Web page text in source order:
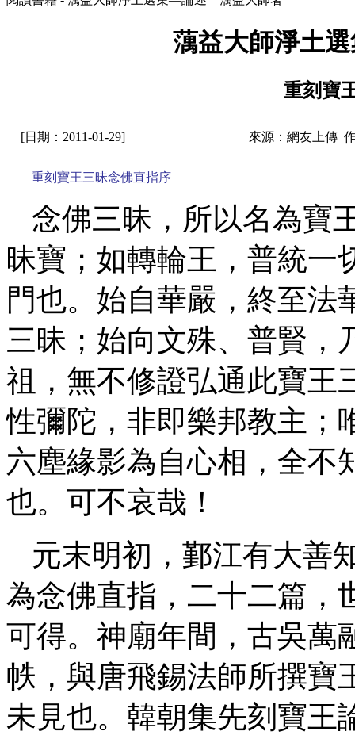
蕅益大師淨土
重刻寶
[日期：2011-01-29] 來源：網友上傳
重刻寶王三昧念佛直指序
念佛三昧，所以名為寶
昧寶；如轉輪王，普統一
門也。始自華嚴，終至法
三昧；始向文殊、普賢，
祖，無不修證弘通此寶王
性彌陀，非即樂邦教主；
六塵緣影為自心相，全不
也。可不哀哉！
元末明初，鄞江有大善
為念佛直指，二十二篇，
可得。神廟年間，古吳萬
帙，與唐飛錫法師所撰寶
未見也。韓朝集先刻寶王